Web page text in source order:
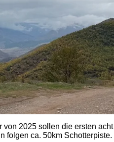
von 2025 sollen die ersten acht
folgen ca. 50km Schotterpiste.